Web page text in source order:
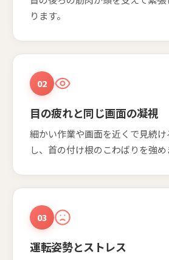
ります。
02
目の疲れと同じ画面の凝視
細かい作業や画面を近くで見続
し、首の付け根のこわばりを強め
03
運転姿勢とストレス